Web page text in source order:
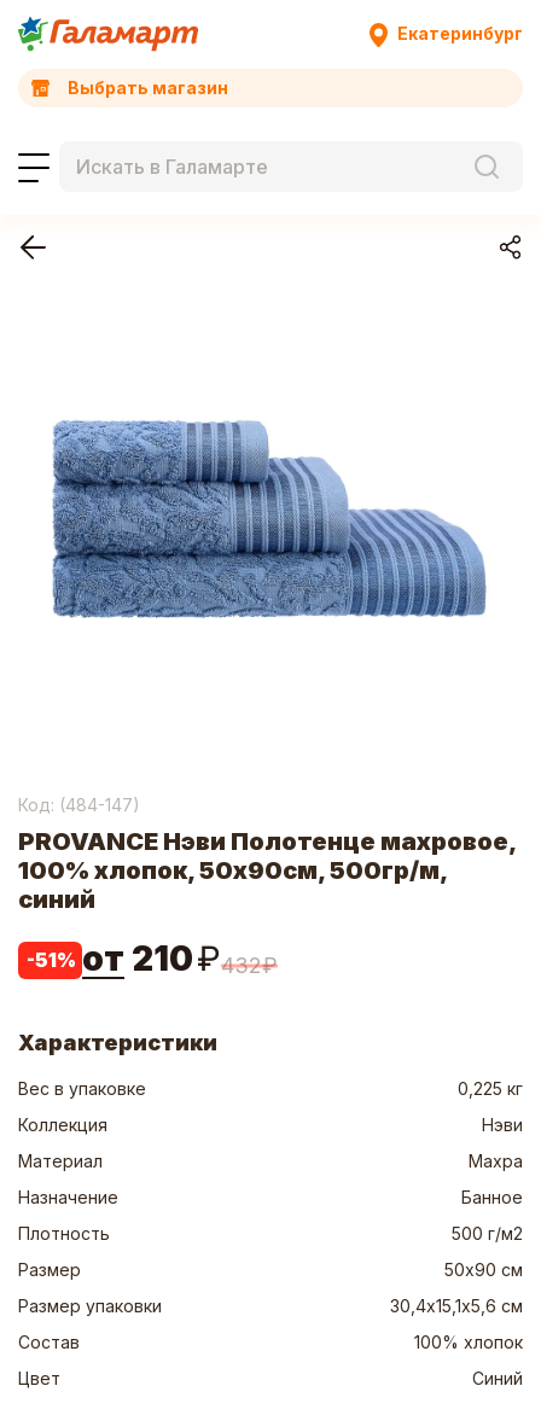
Екатеринбург
Выбрать магазин
Код: (484-147)
PROVANCE Нэви Полотенце махровое,
100% хлопок, 50х90см, 500гр/м,
синий
-51% от 210₽432₽
Характеристики
Вес в упаковке
0,225 кг
Коллекция
Нэви
Материал
Махра
Назначение
Банное
Плотность
500 г/м2
Размер
50х90 см
Размер упаковки
30,4х15,1х5,6 см
Состав
100% хлопок
Цвет
Синий